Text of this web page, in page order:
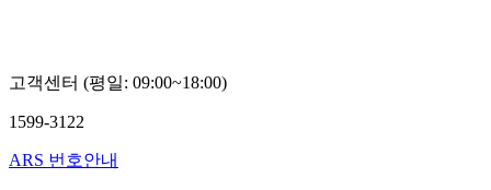
고객센터 (평일: 09:00~18:00)
1599-3122
ARS 번호안내